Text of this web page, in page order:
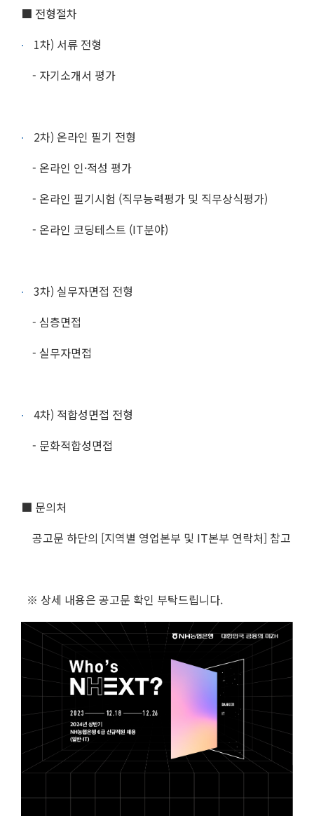
■ 전형절차
1차) 서류 전형
- 자기소개서 평가
2차) 온라인 필기 전형
- 온라인 인·적성 평가
- 온라인 필기시험 (직무능력평가 및 직무상식평가)
- 온라인 코딩테스트 (IT분야)
3차) 실무자면접 전형
- 심층면접
- 실무자면접
4차) 적합성면접 전형
- 문화적합성면접
■ 문의처
공고문 하단의 [지역별 영업본부 및 IT본부 연락처] 참고
※ 상세 내용은 공고문 확인 부탁드립니다.